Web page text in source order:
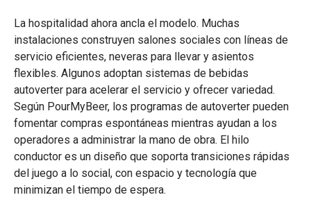
La hospitalidad ahora ancla el modelo. Muchas
instalaciones construyen salones sociales con líneas de
servicio eficientes, neveras para llevar y asientos
flexibles. Algunos adoptan sistemas de bebidas
autoverter para acelerar el servicio y ofrecer variedad.
Según PourMyBeer, los programas de autoverter pueden
fomentar compras espontáneas mientras ayudan a los
operadores a administrar la mano de obra. El hilo
conductor es un diseño que soporta transiciones rápidas
del juego a lo social, con espacio y tecnología que
minimizan el tiempo de espera.